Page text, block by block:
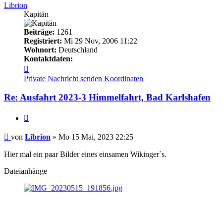
Librion
Kapitän
Beiträge: 1261
Registriert: Mi 29 Nov, 2006 11:22
Wohnort: Deutschland
Kontaktdaten:
von
Librion
Private Nachricht senden Koordinaten
Re: Ausfahrt 2023-3 Himmelfahrt, Bad Karlshafen
Beitrag
von Librion » Mo 15 Mai, 2023 22:25
Hier mal ein paar Bilder eines einsamen Wikinger`s.
Dateianhänge